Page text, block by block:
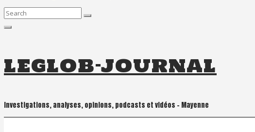
Search
leglob-journal
Investigations, analyses, opinions, podcasts et vidéos – Mayenne